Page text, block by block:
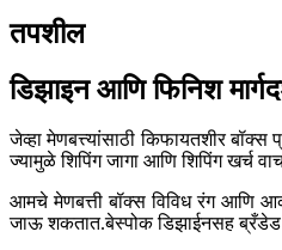
तपशील
डिझाइन आणि फिनिश
जेव्हा मेणबत्त्यांसाठी किफायतशीर
ज्यामुळे शिपिंग जागा आणि शिपिंग खर्च
आमचे मेणबत्ती बॉक्स विविध रंग आणि
जाऊ शकतात.बेस्पोक डिझाईनसह ब्रँडेड